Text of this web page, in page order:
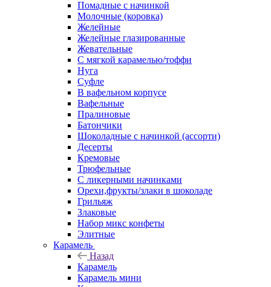
Помадные с начинкой
Молочные (коровка)
Желейные
Желейные глазированные
Жевательные
С мягкой карамелью/тоффи
Нуга
Суфле
В вафельном корпусе
Вафельные
Пралиновые
Батончики
Шоколадные с начинкой (ассорти)
Десерты
Кремовые
Трюфельные
С ликерными начинками
Орехи,фрукты/злаки в шоколаде
Грильяж
Злаковые
Набор микс конфеты
Элитные
Карамель
Назад
Карамель
Карамель мини